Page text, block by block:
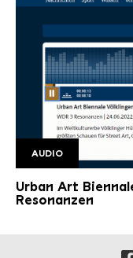
WDR Audio
Copyright: WDR
AUDIO
Urban Art
Resonanzen